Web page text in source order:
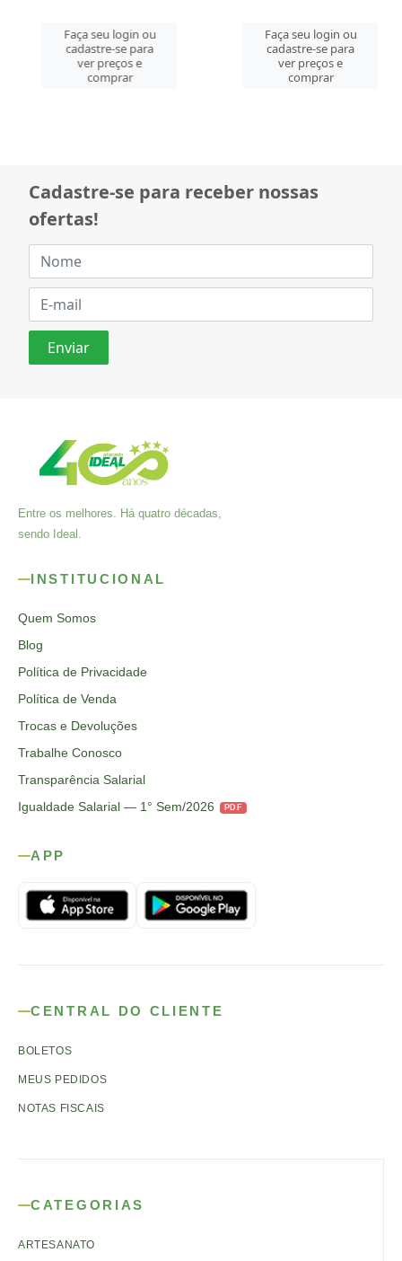
Faça seu login ou
cadastre-se para
ver preços e
comprar
Faça seu login ou
cadastre-se para
ver preços e
comprar
Cadastre-se para receber nossas
ofertas!
Entre os melhores. Há quatro décadas,
sendo Ideal.
INSTITUCIONAL
Quem Somos
Blog
Política de Privacidade
Política de Venda
Trocas e Devoluções
Trabalhe Conosco
Transparência Salarial
Igualdade Salarial — 1° Sem/2026
PDF
APP
CENTRAL DO CLIENTE
BOLETOS
MEUS PEDIDOS
NOTAS FISCAIS
CATEGORIAS
ARTESANATO